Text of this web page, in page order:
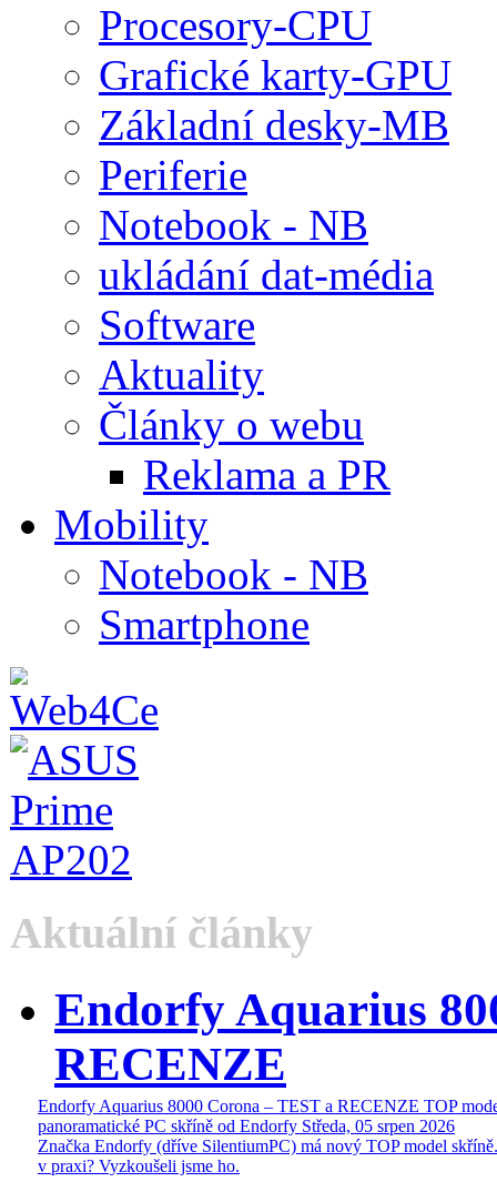
Procesory-CPU
Grafické karty-GPU
Základní desky-MB
Periferie
Notebook - NB
ukládání dat-média
Software
Aktuality
Články o webu
Reklama a PR
Mobility
Notebook - NB
Smartphone
Aktuální články
Endorfy Aquarius
RECENZE
Endorfy Aquarius 8000 Corona – TEST a RECENZE TOP
panoramatické PC skříně od Endorfy Středa, 05 srpen 2026
Značka Endorfy (dříve SilentiumPC) má nový TOP model
v praxi? Vyzkoušeli jsme ho.